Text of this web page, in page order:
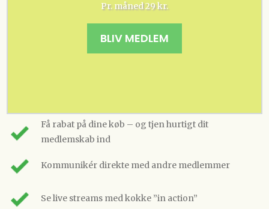
Pr. måned 29 kr.
BLIV MEDLEM
Få rabat på dine køb – og tjen hurtigt dit
medlemskab ind
Kommunikér direkte med andre medlemmer
Se live streams med kokke ”in action”